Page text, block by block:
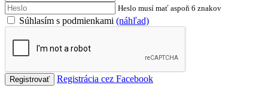
Heslo musí mať aspoň 6 znakov
Súhlasím s podmienkami (náhľad)
Registrácia cez Facebook